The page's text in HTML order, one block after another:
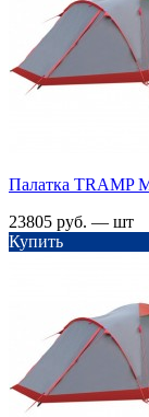
Палатка TRАMP
23805 руб. — шт
Купить